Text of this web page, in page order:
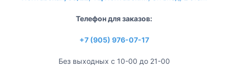
Телефон для заказов:
+7 (905) 976-07-17
Без выходных с 10-00 до 21-00